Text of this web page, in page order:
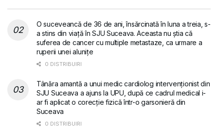
O suceveancă de 36 de ani, însărcinată în luna a treia, s-
a stins din viață în SJU Suceava. Aceasta nu știa că
suferea de cancer cu multiple metastaze, ca urmare a
ruperii unei alunițe
0 DISTRIBUIRI
Tânăra amantă a unui medic cardiolog intervenționist din
SJU Suceava a ajuns la UPU, după ce cadrul medical i-
ar fi aplicat o corecție fizică într-o garsonieră din
Suceava
0 DISTRIBUIRI